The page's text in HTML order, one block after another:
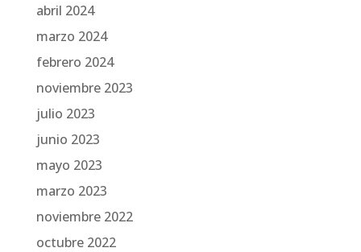
abril 2024
marzo 2024
febrero 2024
noviembre 2023
julio 2023
junio 2023
mayo 2023
marzo 2023
noviembre 2022
octubre 2022